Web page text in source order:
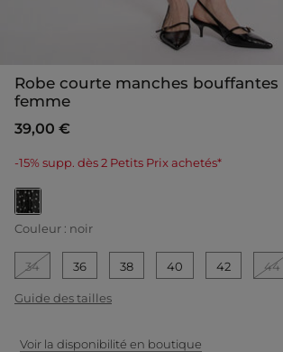
Robe courte manches
femme
39,00 €
-15% supp. dès 2 Petits Prix achetés*
selected
Couleur : noir
34 36 38 40 42 44
Guide des tailles
Voir la disponibilité en boutique